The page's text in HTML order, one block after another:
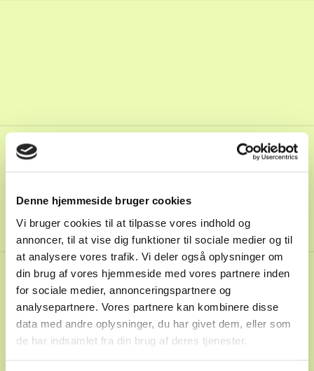
Denne hjemmeside bruger cookies
Vi bruger cookies til at tilpasse vores indhold og
annoncer, til at vise dig funktioner til sociale medier og til
at analysere vores trafik. Vi deler også oplysninger om
din brug af vores hjemmeside med vores partnere inden
for sociale medier, annonceringspartnere og
analysepartnere. Vores partnere kan kombinere disse
data med andre oplysninger, du har givet dem, eller som
de har indsamlet fra din brug af deres tjenester.
24
Spiller til Spiller 24.2.2022
66:Viktor Ankers